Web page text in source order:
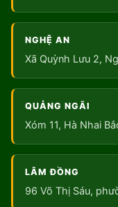
NGHỆ AN
Xã Quỳnh Lưu 2,
QUẢNG NGÃI
Xóm 11, Hà Nhai
LÂM ĐỒNG
96 Võ Thị Sáu,